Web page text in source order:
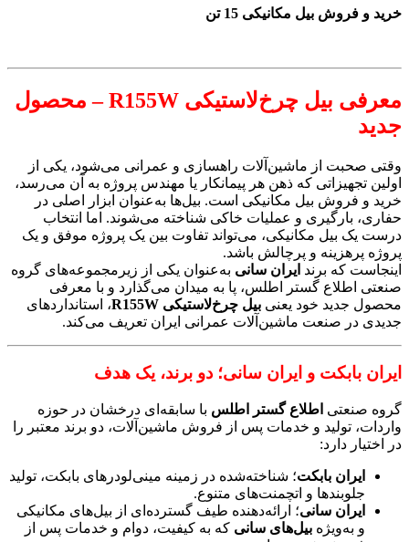
خرید و فروش بیل مکانیکی 15 تن
معرفی بیل چرخ‌لاستیکی R155W – محصول
جدید
وقتی صحبت از ماشین‌آلات راهسازی و عمرانی می‌شود، یکی از
اولین تجهیزاتی که ذهن هر پیمانکار یا مهندس پروژه به آن می‌رسد،
خرید و فروش بیل مکانیکی است. بیل‌ها به‌عنوان ابزار اصلی در
حفاری، بارگیری و عملیات خاکی شناخته می‌شوند. اما انتخاب
درست یک بیل مکانیکی، می‌تواند تفاوت بین یک پروژه موفق و یک
پروژه پرهزینه و پرچالش باشد.
اینجاست که برند ایران سانی به‌عنوان یکی از زیرمجموعه‌های گروه
صنعتی اطلاع گستر اطلس، پا به میدان می‌گذارد و با معرفی
محصول جدید خود یعنی بیل چرخ‌لاستیکی R155W
، استانداردهای
جدیدی در صنعت ماشین‌آلات عمرانی ایران تعریف می‌کند.
ایران بابکت و ایران سانی؛ دو برند، یک هدف
گروه صنعتی اطلاع گستر اطلس با سابقه‌ای درخشان در حوزه
واردات، تولید و خدمات پس از فروش ماشین‌آلات، دو برند معتبر را
در اختیار دارد:
ایران بابکت؛ شناخته‌شده در زمینه مینی‌لودرهای بابکت، تولید
جلوبندها و اتچمنت‌های متنوع.
ایران سانی؛ ارائه‌دهنده طیف گسترده‌ای از بیل‌های مکانیکی
و به‌ویژه بیل‌های سانی که به کیفیت، دوام و خدمات پس از